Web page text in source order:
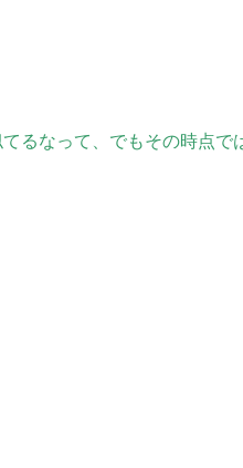
るなって、でもその時点で